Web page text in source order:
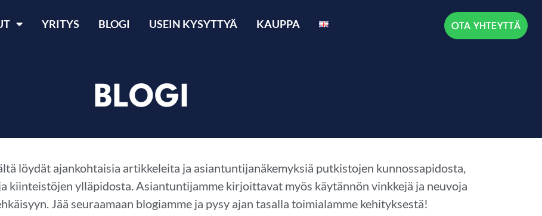
YRITYS BLOGI USEIN KYSYTTYÄ KAUPPA OTA YHTEYTTÄ
BLOGI
löydät ajankohtaisia artikkeleita ja asiantuntijanäkemyksiä putkistojen kunnossapidosta,
kiinteistöjen ylläpidosta. Asiantuntijamme kirjoittavat myös käytännön vinkkejä ja neuvoja
Jää seuraamaan blogiamme ja pysy ajan tasalla toimialamme kehityksestä!